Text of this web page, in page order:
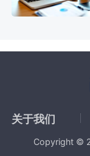
关于我们
Copyright ©